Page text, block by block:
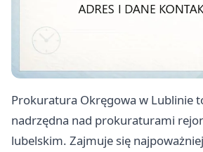
Prokuratura Okręgowa w Lublinie
nadrzędna nad prokuraturami
lubelskim. Zajmuje się